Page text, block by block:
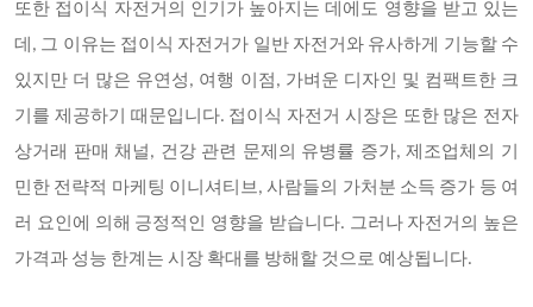
또한 접이식 자전거의 인기가 높아지는 데에도 영향을 받고 있는
데, 그 이유는 접이식 자전거가 일반 자전거와 유사하게 기능할 수
있지만 더 많은 유연성, 여행 이점, 가벼운 디자인 및 컴팩트한 크
기를 제공하기 때문입니다. 접이식 자전거 시장은 또한 많은 전자
상거래 판매 채널, 건강 관련 문제의 유병률 증가, 제조업체의 기
민한 전략적 마케팅 이니셔티브, 사람들의 가처분 소득 증가 등 여
러 요인에 의해 긍정적인 영향을 받습니다. 그러나 자전거의 높은
가격과 성능 한계는 시장 확대를 방해할 것으로 예상됩니다.